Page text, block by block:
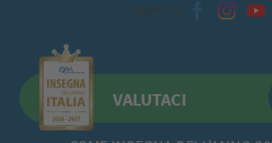
Seguici su
VALUTACI